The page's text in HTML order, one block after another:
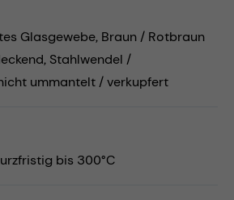
Glasgewebe, Braun / Rotbraun
Stahlwendel /
ummantelt / verkupfert
bis 300°C